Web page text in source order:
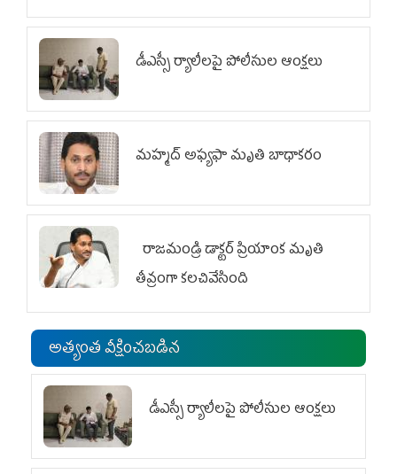
డీఎస్సీ ర్యాలీలపై పోలీసుల ఆంక్షలు
మహ్మద్‌ అఫ్యఫా మృతి బాధాకరం
రాజమండ్రి డాక్టర్‌ ప్రియాంక మృతి
తీవ్రంగా కలచివేసింది
అత్యంత వీక్షించబడిన
డీఎస్సీ ర్యాలీలపై పోలీసుల ఆంక్షలు